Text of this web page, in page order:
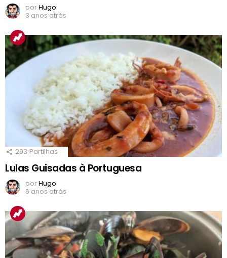
porHugo
3 anos atrás
293 Partilhas
Lulas Guisadas à Portuguesa
porHugo
6 anos atrás